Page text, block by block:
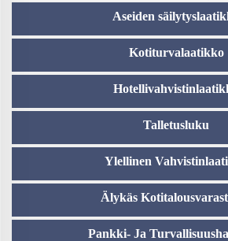
Aseiden
Kotiturvalaatikko
Talletusluku
Ylellinen
Älykäs
Pankki- Ja